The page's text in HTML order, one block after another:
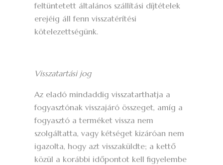
feltüntetett általános szállítási díjtételek
erejéig áll fenn visszatérítési
kötelezettségünk.
Visszatartási jog
Az eladó mindaddig visszatarthatja a
fogyasztónak visszajáró összeget, amíg a
fogyasztó a terméket vissza nem
szolgáltatta, vagy kétséget kizáróan nem
igazolta, hogy azt visszaküldte; a kettő
közül a korábbi időpontot kell figyelembe